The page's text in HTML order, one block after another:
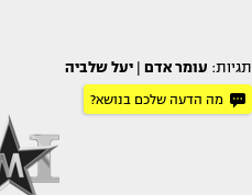
תגיות: עומר אדם יעל שלביה
מה הדעה שלכם בנושא?